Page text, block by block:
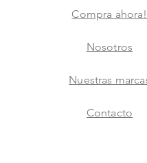
Compra ahora!
Nosotros
Nuestras
Contacto